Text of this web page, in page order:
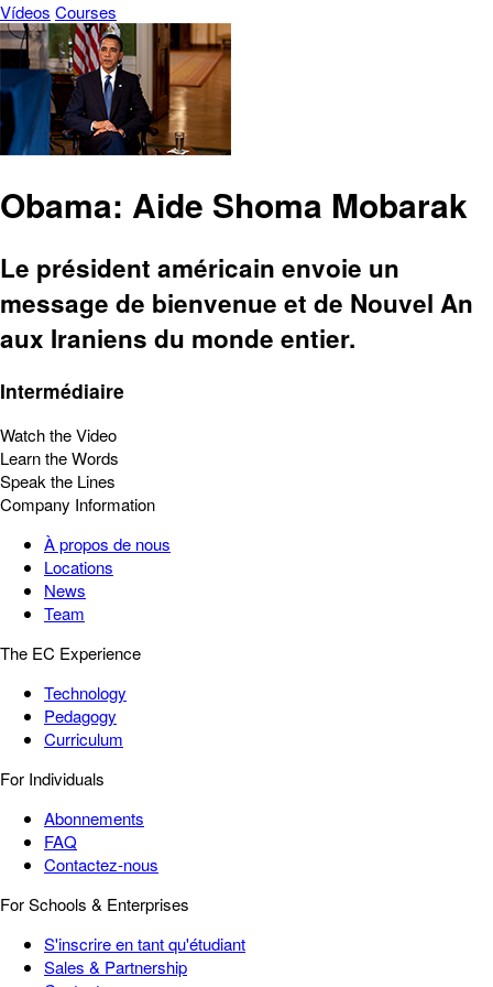
Vídeos Courses
Obama: Aide Shoma Mobarak
Le président américain envoie un
message de bienvenue et de Nouvel An
aux Iraniens du monde entier.
Intermédiaire
Watch the Video
Learn the Words
Speak the Lines
Company Information
À propos de nous
Locations
News
Team
The EC Experience
Technology
Pedagogy
Curriculum
For Individuals
Abonnements
FAQ
Contactez-nous
For Schools & Enterprises
S'inscrire en tant qu'étudiant
Sales & Partnership